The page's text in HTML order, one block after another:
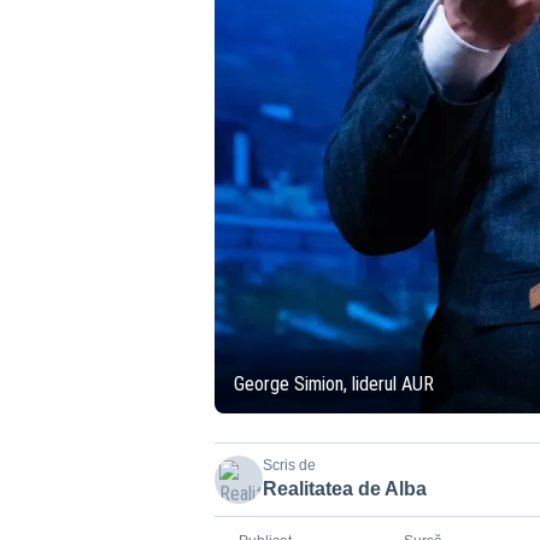
George Simion, liderul AUR
Scris de
Realitatea de Alba